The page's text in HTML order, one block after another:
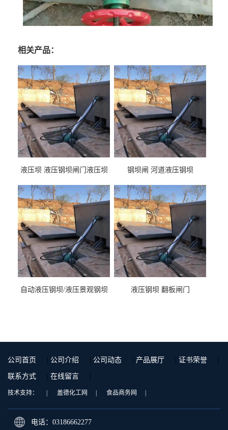
相关产品：
液压坝 液压钢坝闸门液压坝
钢坝闸 河道液压钢坝
自动液压钢坝/液压景观钢坝 液压钢坝 翻板闸门
公司首页 公司介绍 公司动态 产品展厅 证书荣誉
联系方式 在线留言
技术支持： 盖德化工网 食品商务网
电话：03186662277